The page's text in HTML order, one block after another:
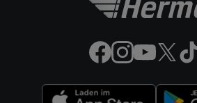
Kennung für Utiq erstellt. Wir werden
Ihr Nutzungsverhalten in den Lidl-
Insbesondere können Sie mittels dieser
werden, damit wir Ihnen dort